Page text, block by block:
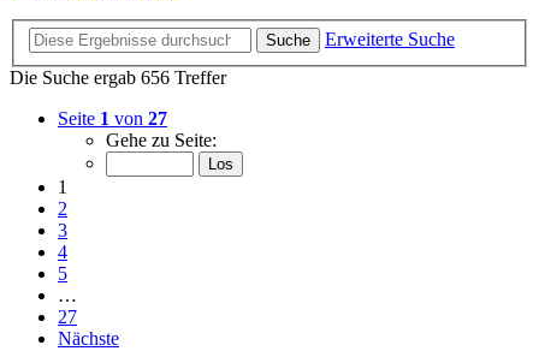
Suche
Erweiterte Suche
Die Suche ergab 656 Treffer
Seite 1 von 27
Gehe zu Seite:
1
2
3
4
5
…
27
Nächste